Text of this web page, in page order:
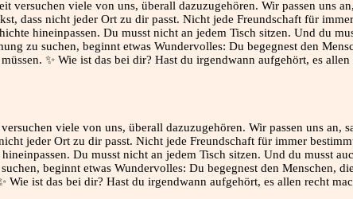
viele von uns, überall dazuzugehören. Wir passen uns an,
jeder Ort zu dir passt. Nicht jede Freundschaft für immer
Du musst nicht an jedem Tisch sitzen. Und du musst
beginnt etwas Wundervolles: Du begegnest den Menschen,
ist das bei dir? Hast du irgendwann aufgehört, es allen recht